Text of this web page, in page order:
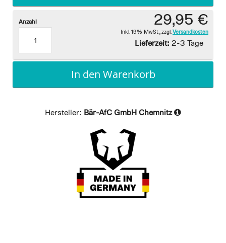
29,95 €
Inkl. 19% MwSt. zzgl. Versandkosten
Lieferzeit: 2-3 Tage
Anzahl
In den Warenkorb
Hersteller: Bär-AfC GmbH Chemnitz